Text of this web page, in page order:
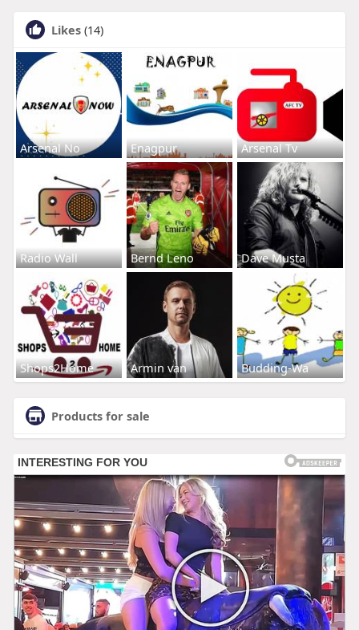
Likes (14)
Arsenal No Enagpur Arsenal Tv
Radio Wall Bernd Leno Dave Musta
Shops2Home Armin van Budding-Wa
Products for sale